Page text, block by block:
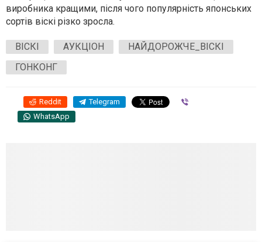
виробника кращими, після чого популярність японських
сортів віскі різко зросла.
ВІСКІ АУКЦІОН
НАЙДОРОЖЧЕ_ВІСКІ
ГОНКОНГ
Reddit Telegram
WhatsApp